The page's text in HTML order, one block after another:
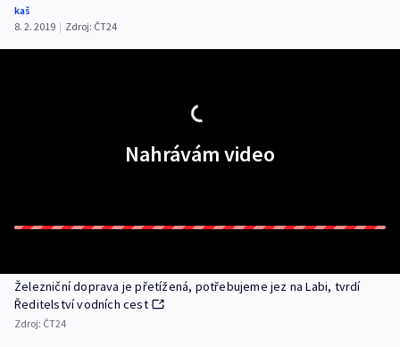
kaš
8. 2. 2019 | Zdroj: ČT24
Nahrávám video
Železniční doprava je přetížená, potřebujeme jez na Labi, tvrdí
Ředitelství vodních cest
Zdroj: ČT24